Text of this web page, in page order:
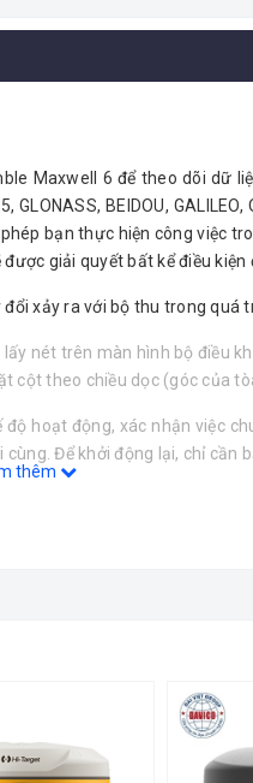
Maxwell 6 để theo dõi dữ
GLONASS, BEIDOU, GALILEO,
phép bạn thực hiện công việc
giải quyết bất kể điều
xảy ra với bộ thu trong quá
nét trên màn hình bộ điều
theo chiều dọc (góc của
hoạt động, xác nhận việc
cùng.Để khởi động lại, chỉ cần
V100
thêm